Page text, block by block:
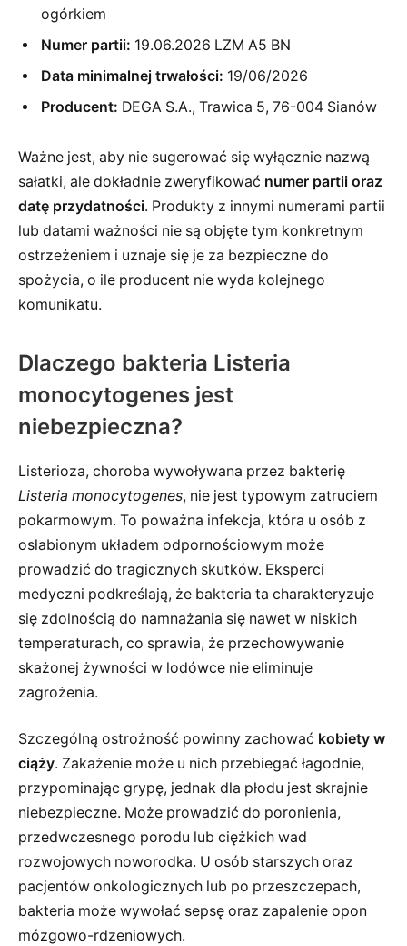
ogórkiem
Numer partii: 19.06.2026 LZM A5 BN
Data minimalnej trwałości: 19/06/2026
Producent: DEGA S.A., Trawica 5, 76-004 Sianów
Ważne jest, aby nie sugerować się wyłącznie nazwą
sałatki, ale dokładnie zweryfikować numer partii oraz
datę przydatności. Produkty z innymi numerami partii
lub datami ważności nie są objęte tym konkretnym
ostrzeżeniem i uznaje się je za bezpieczne do
spożycia, o ile producent nie wyda kolejnego
komunikatu.
Dlaczego bakteria Listeria
monocytogenes jest
niebezpieczna?
Listerioza, choroba wywoływana przez bakterię
Listeria monocytogenes, nie jest typowym zatruciem
pokarmowym. To poważna infekcja, która u osób z
osłabionym układem odpornościowym może
prowadzić do tragicznych skutków. Eksperci
medyczni podkreślają, że bakteria ta charakteryzuje
się zdolnością do namnażania się nawet w niskich
temperaturach, co sprawia, że przechowywanie
skażonej żywności w lodówce nie eliminuje
zagrożenia.
Szczególną ostrożność powinny zachować kobiety w
ciąży. Zakażenie może u nich przebiegać łagodnie,
przypominając grypę, jednak dla płodu jest skrajnie
niebezpieczne. Może prowadzić do poronienia,
przedwczesnego porodu lub ciężkich wad
rozwojowych noworodka. U osób starszych oraz
pacjentów onkologicznych lub po przeszczepach,
bakteria może wywołać sepsę oraz zapalenie opon
mózgowo-rdzeniowych.